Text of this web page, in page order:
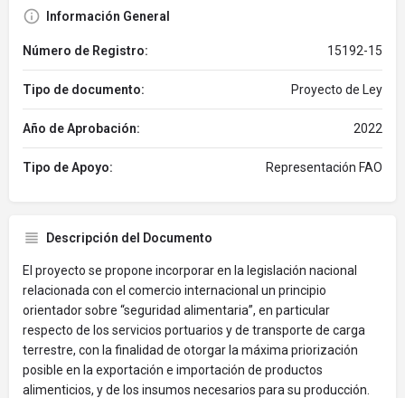
Información General
Número de Registro: 15192-15
Tipo de documento: Proyecto de Ley
Año de Aprobación: 2022
Tipo de Apoyo: Representación FAO
Descripción del Documento
El proyecto se propone incorporar en la legislación nacional
relacionada con el comercio internacional un principio
orientador sobre “seguridad alimentaria”, en particular
respecto de los servicios portuarios y de transporte de carga
terrestre, con la finalidad de otorgar la máxima priorización
posible en la exportación e importación de productos
alimenticios, y de los insumos necesarios para su producción.